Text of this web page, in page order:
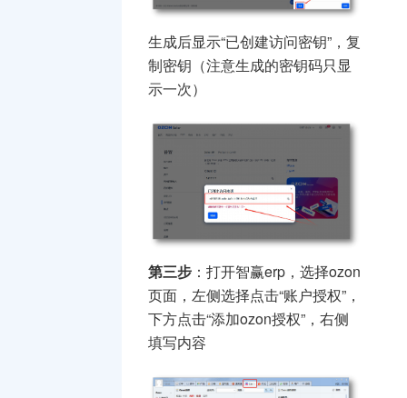
生成后显示“已创建访问密钥”，复
制密钥（注意生成的密钥码只显
示一次）
第三步 ：打开智赢erp，选择ozon
页面，左侧选择点击“账户授权”，
下方点击“添加ozon授权”，右侧
填写内容